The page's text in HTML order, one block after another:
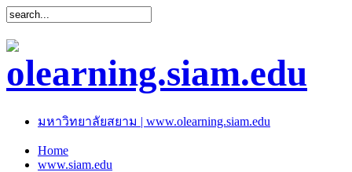
มหาวิทยาลัยสยาม | www.olearning.siam.edu
Home
www.siam.edu